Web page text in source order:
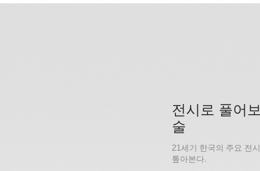
전시로 풀어
술
21세기 한국의 주요 전
톺아본다.